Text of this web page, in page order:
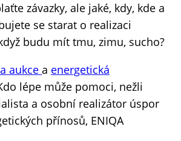
závazky, ale jaké, kdy, kde a
se starat o realizaci
budu mít tmu, zimu, sucho?
aukce a energetická
lépe může pomoci, nežli
a osobní realizátor úspor
přínosů, ENIQA